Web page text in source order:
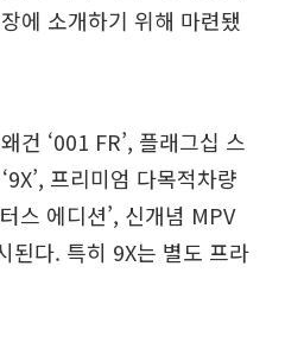
에 소개하기 위해 마련됐
건 ‘001 FR’, 플래그십 스
프리미엄 다목적차량
스 에디션’, 신개념 MPV
된다. 특히 9X는 별도 프라